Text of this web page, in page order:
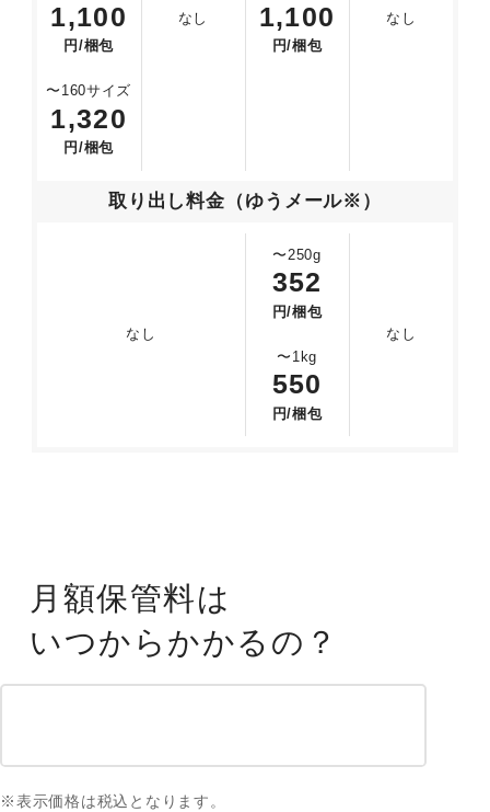
1,100
円/梱包
なし 1,100
円/梱包
なし
〜160サイズ
1,320
円/梱包
取り出し料金（ゆうメール※）
なし
〜250g
352
円/梱包
〜1kg
550
円/梱包
なし
月額保管料は
いつからかかるの？
※表示価格は税込となります。